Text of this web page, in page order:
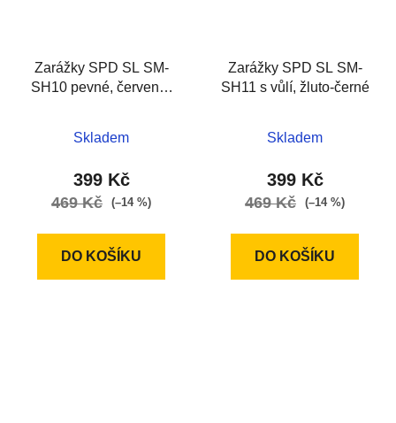
Zarážky SPD SL SM-
SH10 pevné, červeno-
Skladem
399 Kč
469 Kč (–14 %)
DO KOŠÍKU
Zarážky SPD SL SM-
SH11 s vůlí, žluto-černé
Skladem
399 Kč
469 Kč (–14 %)
DO KOŠÍKU